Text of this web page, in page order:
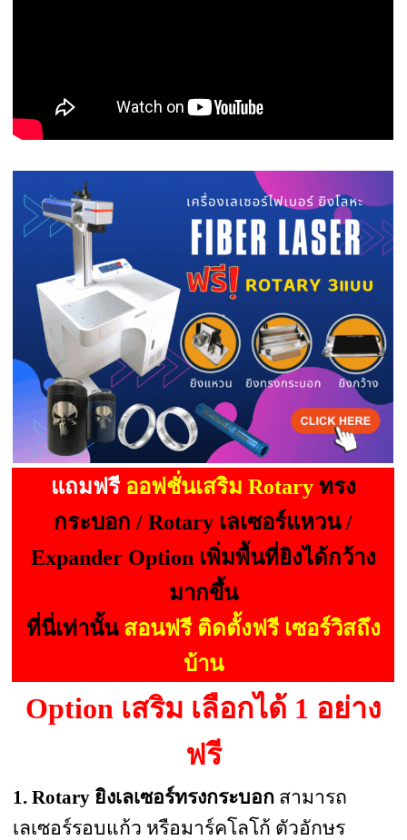
แถมฟรี ออฟชั่นเสริม Rotaryทรง
กระบอก / Rotary เลเซอร์แหวน /
Expander Option เพิ่มพื้นที่ยิงได้กว้าง
มากขึ้น
ที่นี่เท่านั้น สอนฟรี ติดตั้งฟรี เซอร์วิสถึง
บ้าน
Option เสริม เลือกได้ 1 อย่าง
ฟรี
1. Rotary ยิงเลเซอร์ทรงกระบอก สามารถ
เลเซอร์รอบแก้ว หรือมาร์คโลโก้ ตัวอักษร